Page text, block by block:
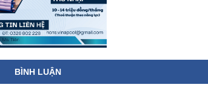
BÌNH LUẬN